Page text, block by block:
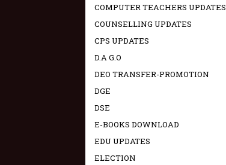
COMPUTER TEACHERS UPDATES
COUNSELLING UPDATES
CPS UPDATES
D.A G.O
DEO TRANSFER-PROMOTION
DGE
DSE
E-BOOKS DOWNLOAD
EDU UPDATES
ELECTION